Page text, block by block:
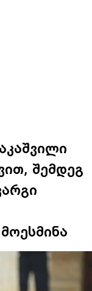
შემდეგ